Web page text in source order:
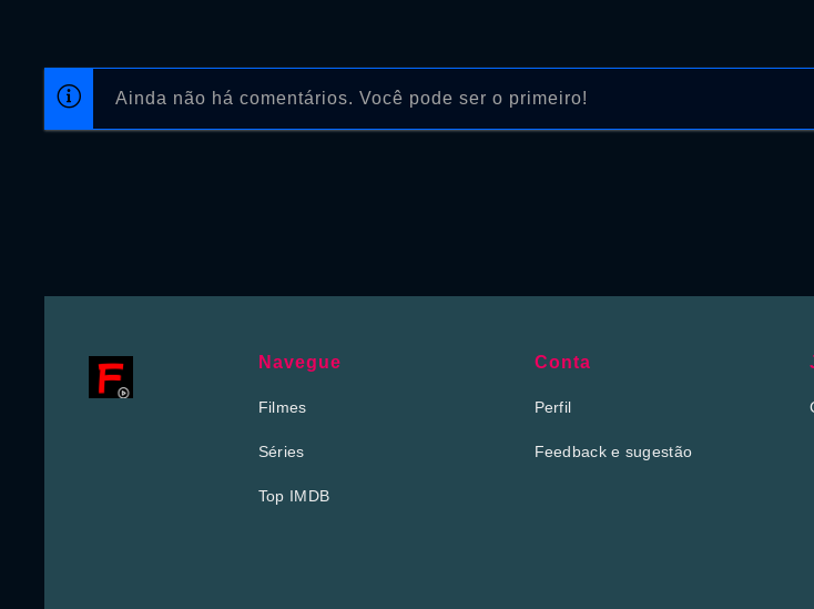
Ainda não há comentários. Você pode ser o primeiro!
Navegue
Filmes
Séries
Top IMDB
Conta
Perfil
Feedback e sugestão